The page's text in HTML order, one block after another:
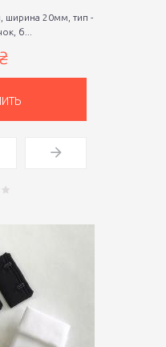
ширина 20мм, тип -
б...